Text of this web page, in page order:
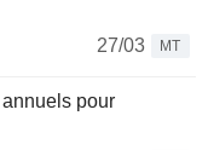
27/03
MT
pour